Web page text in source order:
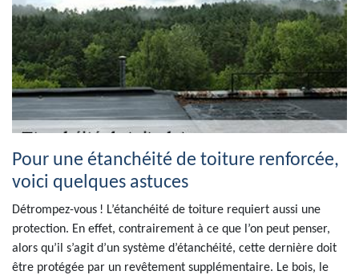
Pour une étanchéité de toiture renforcée,
voici quelques astuces
Détrompez-vous ! L’étanchéité de toiture requiert aussi une
protection. En effet, contrairement à ce que l’on peut penser,
alors qu’il s’agit d’un système d’étanchéité, cette dernière doit
être protégée par un revêtement supplémentaire. Le bois, le